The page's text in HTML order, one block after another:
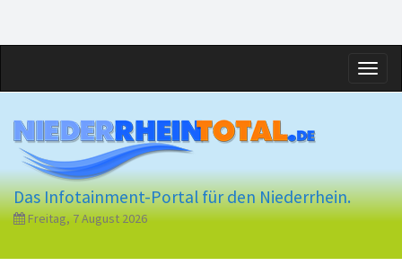
Das Infotainment-Portal für den Niederrhein.
Freitag, 7 August 2026